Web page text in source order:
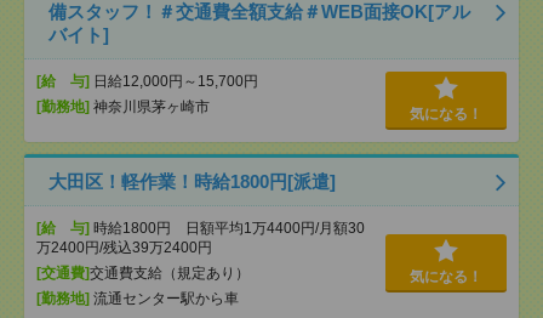
備スタッフ！＃交通費全額支給＃WEB面接OK[アル
バイト]
[給 与] 日給12,000円～15,700円
[勤務地] 神奈川県茅ヶ崎市 気になる！
大田区！軽作業！時給1800円[派遣]
[給 与] 時給1800円 日額平均1万4400円/月額30
万2400円/残込39万2400円
[交通費]交通費支給（規定あり）
[勤務地] 流通センター駅から車
気になる！